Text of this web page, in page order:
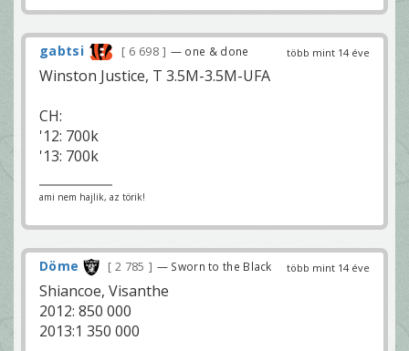
több mint 14 éve
gabtsi 6 698 — one & done
Winston Justice, T 3.5M-3.5M-UFA
CH:
'12: 700k
'13: 700k
ami nem hajlik, az törik!
több mint 14 éve
Döme 2 785 — Sworn to the Black
Shiancoe, Visanthe
2012: 850 000
2013:1 350 000